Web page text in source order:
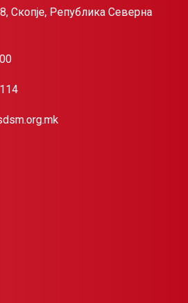
Скопје, Република Северна